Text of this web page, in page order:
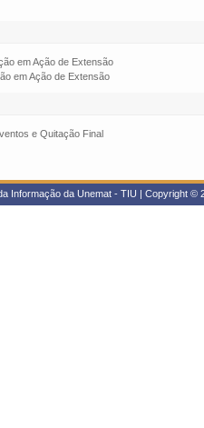
em Ação de Extensão
em Ação de Extensão
e Quitação Final
Informação da Unemat - TIU | Copyright